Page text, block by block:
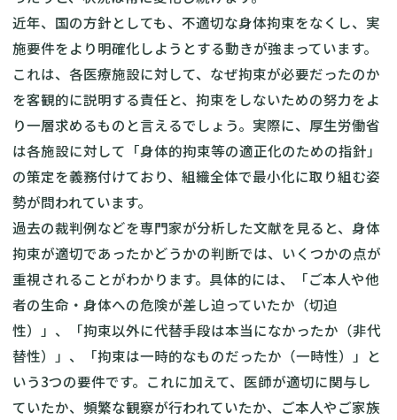
近年、国の方針としても、不適切な身体拘束をなくし、実
施要件をより明確化しようとする動きが強まっています。
これは、各医療施設に対して、なぜ拘束が必要だったのか
を客観的に説明する責任と、拘束をしないための努力をよ
り一層求めるものと言えるでしょう。実際に、厚生労働省
は各施設に対して「身体的拘束等の適正化のための指針」
の策定を義務付けており、組織全体で最小化に取り組む姿
勢が問われています。
過去の裁判例などを専門家が分析した文献を見ると、身体
拘束が適切であったかどうかの判断では、いくつかの点が
重視されることがわかります。具体的には、「ご本人や他
者の生命・身体への危険が差し迫っていたか（切迫
性）」、「拘束以外に代替手段は本当になかったか（非代
替性）」、「拘束は一時的なものだったか（一時性）」と
いう3つの要件です。これに加えて、医師が適切に関与し
ていたか、頻繁な観察が行われていたか、ご本人やご家族